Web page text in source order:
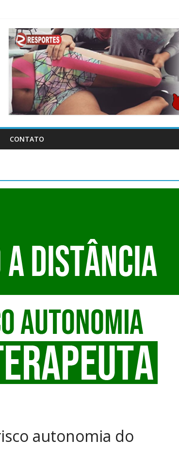
CONTATO
autonomia do